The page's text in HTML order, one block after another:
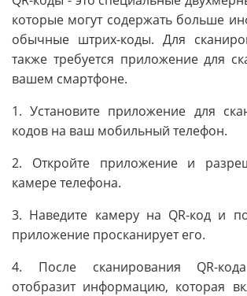
которые могут содержать больше
обычные штрих-коды. Для
также требуется приложение для
вашем смартфоне.
1. Установите приложение для
кодов на ваш мобильный телефон.
2. Откройте приложение и
камере телефона.
3. Наведите камеру на QR-код и
приложение просканирует его.
4. После сканирования QR-
отобразит информацию, которая